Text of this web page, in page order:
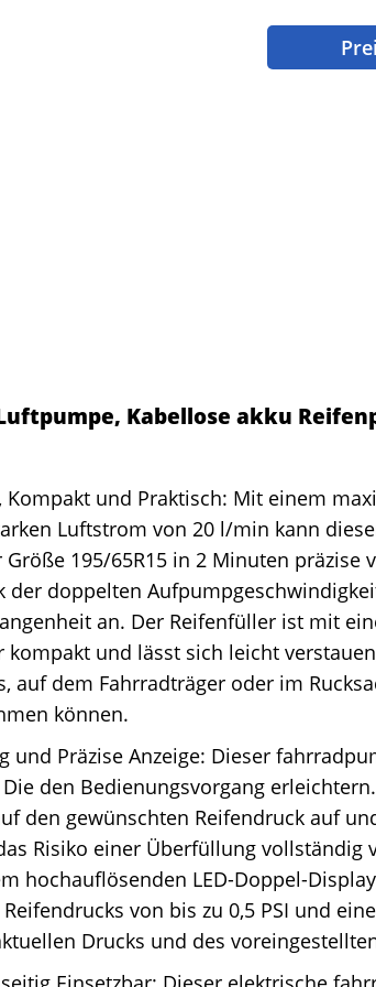
Kabellose akku
Kompakt und Praktisch: Mit einem
Luftstrom von 20 l/min kann
195/65R15 in 2 Minuten präzise
der doppelten
an. Der Reifenfüller ist mit
kompakt und lässt sich leicht
auf dem Fahrradträger oder im
können.
und Präzise Anzeige: Dieser
den Bedienungsvorgang
den gewünschten Reifendruck auf
Risiko einer Überfüllung vollständig
hochauflösenden LED-Doppel-
von bis zu 0,5 PSI und
Drucks und des